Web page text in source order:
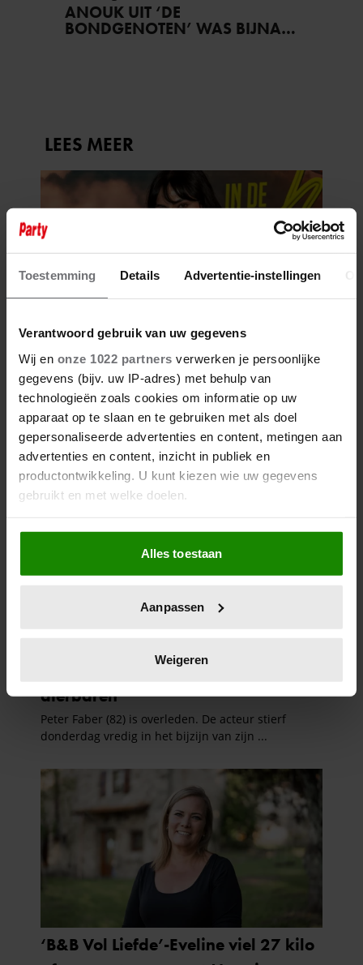
Toestemming Details Advertentie-instellingen
Verantwoord gebruik van uw gegevens
Wij en onze 1022 partners verwerken je persoonlijke
gegevens (bijv. uw IP-adres) met behulp van
technologieën zoals cookies om informatie op uw
apparaat op te slaan en te gebruiken met als doel
gepersonaliseerde advertenties en content, metingen aan
advertenties en content, inzicht in publiek en
productontwikkeling. U kunt kiezen wie uw gegevens
gebruikt en met welke doelen.
Als u het toestaat, willen we ook graag:
Informatie verzamelen over uw geografische
locatie, die tot een paar meter nauwkeurig kan zijn
scannen op specifieke eigenschappen (fingerprinting)
verwerkt en stel uw voorkeuren in het
intrekken in de Cookieverklaring.
We gebruiken cookies om content en advertenties te
en om ons websiteverkeer te analyseren. Ook delen we
informatie over uw gebruik van onze site met onze
partners voor social media, adverteren en analyse. Deze
partners kunnen deze gegevens combineren met andere
informatie die u aan ze heeft verstrekt of die ze hebben
verzameld op basis van uw gebruik van hun services. U
gaat akkoord met onze cookies als u onze website blijft
Alles toestaan
Aanpassen
Weigeren
ANOUK UIT ‘DE
BONDGENOTEN’ WAS BIJNA